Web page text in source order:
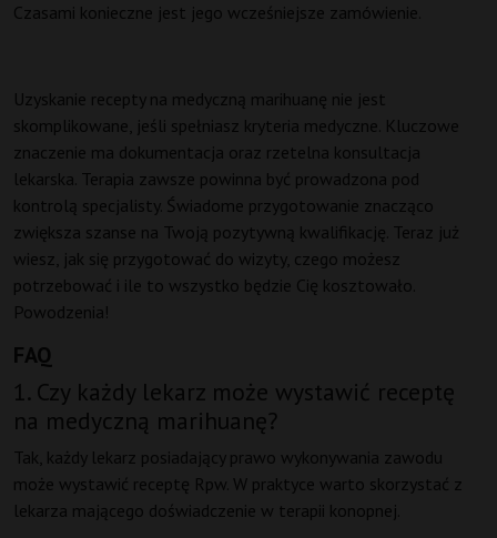
Czasami konieczne jest jego wcześniejsze zamówienie.
Uzyskanie recepty na medyczną marihuanę nie jest
skomplikowane, jeśli spełniasz kryteria medyczne. Kluczowe
znaczenie ma dokumentacja oraz rzetelna konsultacja
lekarska. Terapia zawsze powinna być prowadzona pod
kontrolą specjalisty. Świadome przygotowanie znacząco
zwiększa szanse na Twoją pozytywną kwalifikację. Teraz już
wiesz, jak się przygotować do wizyty, czego możesz
potrzebować i ile to wszystko będzie Cię kosztowało.
Powodzenia!
FAQ
1. Czy każdy lekarz może wystawić receptę
na medyczną marihuanę?
Tak, każdy lekarz posiadający prawo wykonywania zawodu
może wystawić receptę Rpw. W praktyce warto skorzystać z
lekarza mającego doświadczenie w terapii konopnej.